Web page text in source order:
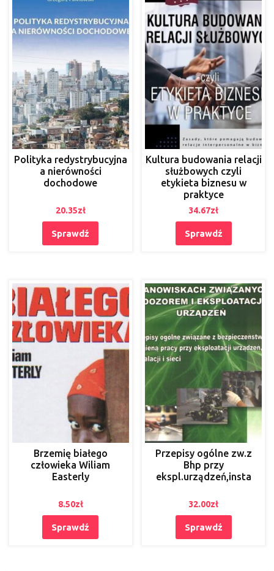
Polityka redystrybucyjna
a nierówności
dochodowe
20.35zł
Sprawdź
Kultura budowania relacji
służbowych czyli
etykieta biznesu w
praktyce
34.67zł
Sprawdź
Brzemię białego
człowieka Wiliam
Easterly
8.50zł
Sprawdź
Przepisy ogólne zw.z
Bhp przy
ekspl.urządzeń,insta
32.00zł
Sprawdź